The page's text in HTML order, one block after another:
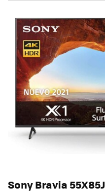
Sony Bravia 55X85J